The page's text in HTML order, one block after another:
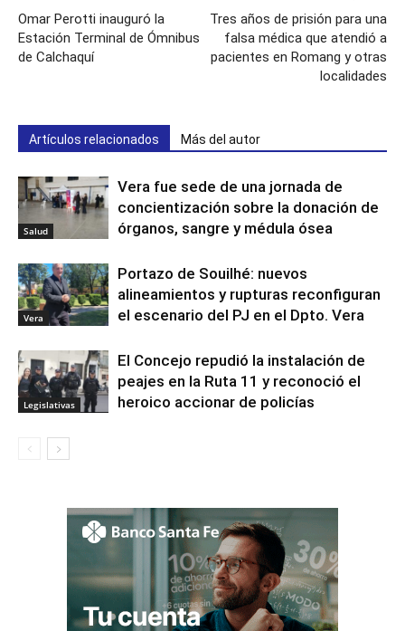
Omar Perotti inauguró la
Estación Terminal de Ómnibus
de Calchaquí
Tres años de prisión para una
falsa médica que atendió a
pacientes en Romang y otras
localidades
Artículos relacionados Más del autor
Salud
Vera fue sede de una jornada de
concientización sobre la donación de
órganos, sangre y médula ósea
Vera
Portazo de Souilhé: nuevos
alineamientos y rupturas reconfiguran
el escenario del PJ en el Dpto. Vera
Legislativas
El Concejo repudió la instalación de
peajes en la Ruta 11 y reconoció el
heroico accionar de policías